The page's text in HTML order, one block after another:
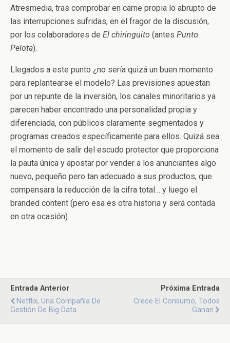
Atresmedia, tras comprobar en carne propia lo abrupto de
las interrupciones sufridas, en el fragor de la discusión,
por los colaboradores de El chiringuito (antes Punto
Pelota).
Llegados a este punto ¿no sería quizá un buen momento
para replantearse el modelo? Las previsiones apuestan
por un repunte de la inversión, los canales minoritarios ya
parecen haber encontrado una personalidad propia y
diferenciada, con públicos claramente segmentados y
programas creados específicamente para ellos. Quizá sea
el momento de salir del escudo protector que proporciona
la pauta única y apostar por vender a los anunciantes algo
nuevo, pequeño pero tan adecuado a sus productos, que
compensara la reducción de la cifra total… y luego el
branded content (pero esa es otra historia y será contada
en otra ocasión).
Entrada Anterior
Netflix, Una Compañía De
Gestión De Big Data
Próxima Entrada
Crece El Consumo, Todos
Ganan